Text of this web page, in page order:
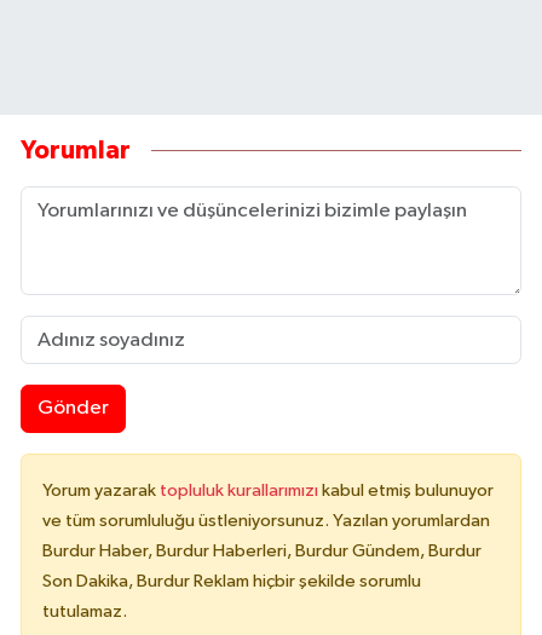
Yorumlar
Gönder
Yorum yazarak topluluk kurallarımızı kabul etmiş bulunuyor
ve tüm sorumluluğu üstleniyorsunuz. Yazılan yorumlardan
Burdur Haber, Burdur Haberleri, Burdur Gündem, Burdur
Son Dakika, Burdur Reklam hiçbir şekilde sorumlu
tutulamaz.